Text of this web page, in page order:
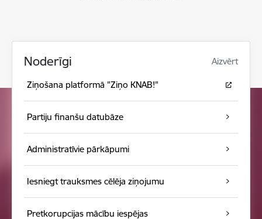
Noderīgi Aizvērt
Ziņošana platformā "Ziņo KNAB!"
Partiju finanšu datubāze
Administratīvie pārkāpumi
Iesniegt trauksmes cēlēja ziņojumu
Pretkorupcijas mācību iespējas